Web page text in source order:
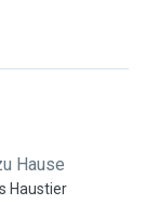
Hause
Haustier